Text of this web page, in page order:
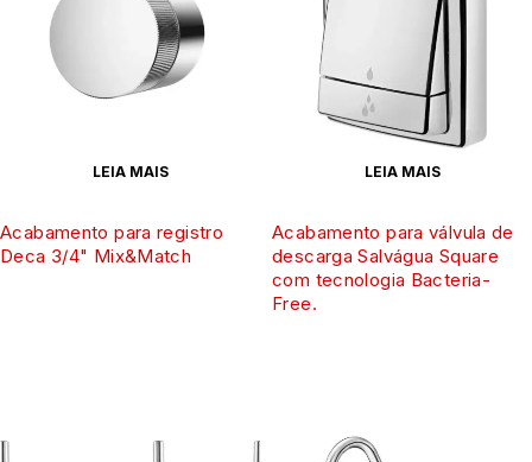
LEIA MAIS
Acabamento para registro
Deca 3/4" Mix&Match
LEIA MAIS
Acabamento para válvula de
descarga Salvágua Square
com tecnologia Bacteria-
Free.